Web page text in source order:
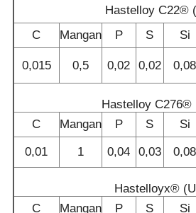
Hastelloy C22®
C
Mangan P S Si
0,015 0,5 0,02 0,02 0,08
Hastelloy C276®
C
Mangan P S Si
0,01
1 0,04 0,03 0,08
Hastelloyx®
C
Mangan P S Si